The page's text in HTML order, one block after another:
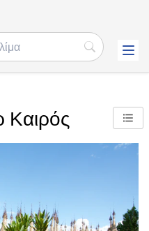
Καιρός